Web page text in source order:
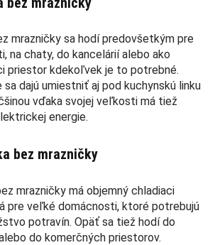
mrazničky sa hodí predovšetkým pre
na chaty, do kancelárií alebo ako
priestor kdekoľvek je to potrebné.
sa dajú umiestniť aj pod kuchynskú linku
vďaka svojej veľkosti má tiež
energie.
bez mrazničky
mrazničky má objemný chladiaci
pre veľké domácnosti, ktoré potrebujú
potravín. Opäť sa tiež hodí do
do komerčných priestorov.